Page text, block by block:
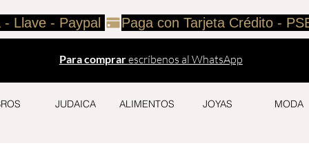
Para comprarescríbenos al WhatsApp
Llave - Paypal
JUDAICA ALIMENTOS JOYAS MODA